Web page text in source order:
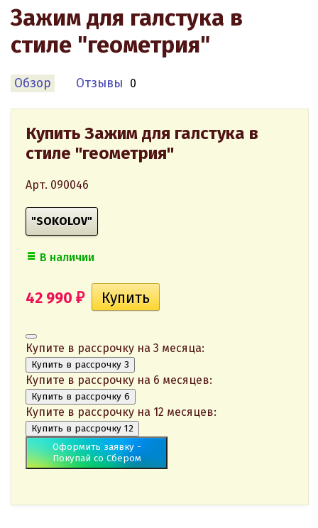
Зажим для галстука в
стиле "геометрия"
Обзор Отзывы 0
Купить Зажим для галстука в
стиле "геометрия"
Арт. 090046
"SOKOLOV"
В наличии
42 990 ₽
Купите в рассрочку на 3 месяца:
Купить в рассрочку 3
Купите в рассрочку на 6 месяцев:
Купить в рассрочку 6
Купите в рассрочку на 12 месяцев:
Купить в рассрочку 12
Оформить заявку -
Покупай со Сбером